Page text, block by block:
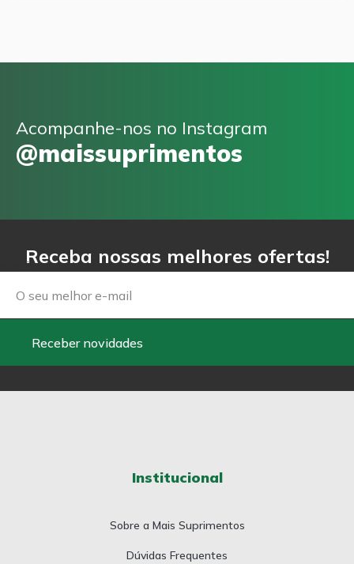
Acompanhe-nos no Instagram
@maissuprimentos
Receba nossas melhores ofertas!
Email
Receber novidades
Institucional
Sobre a Mais Suprimentos
Dúvidas Frequentes